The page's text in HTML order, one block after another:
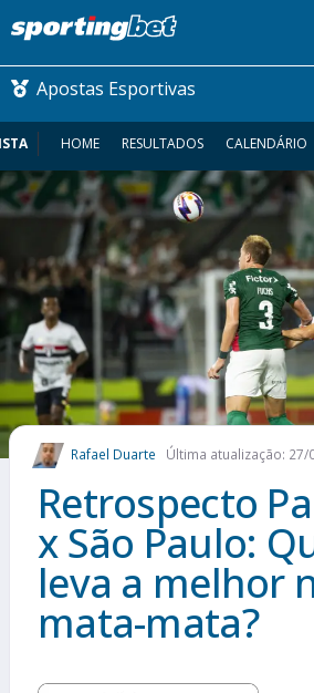
Apostas Esportivas
CONMEBOL LIBERTADORES
FUTEBOL NACIONAL
FUTEBOL INTERNACIONAL
COMO APOSTAR
MAIS ESPORTES
HOME RESULTADOS CALENDÁRIO
Rafael Duarte Última atualização: 27/
Retrospecto
x São Paulo:
leva a melhor
mata-mata?